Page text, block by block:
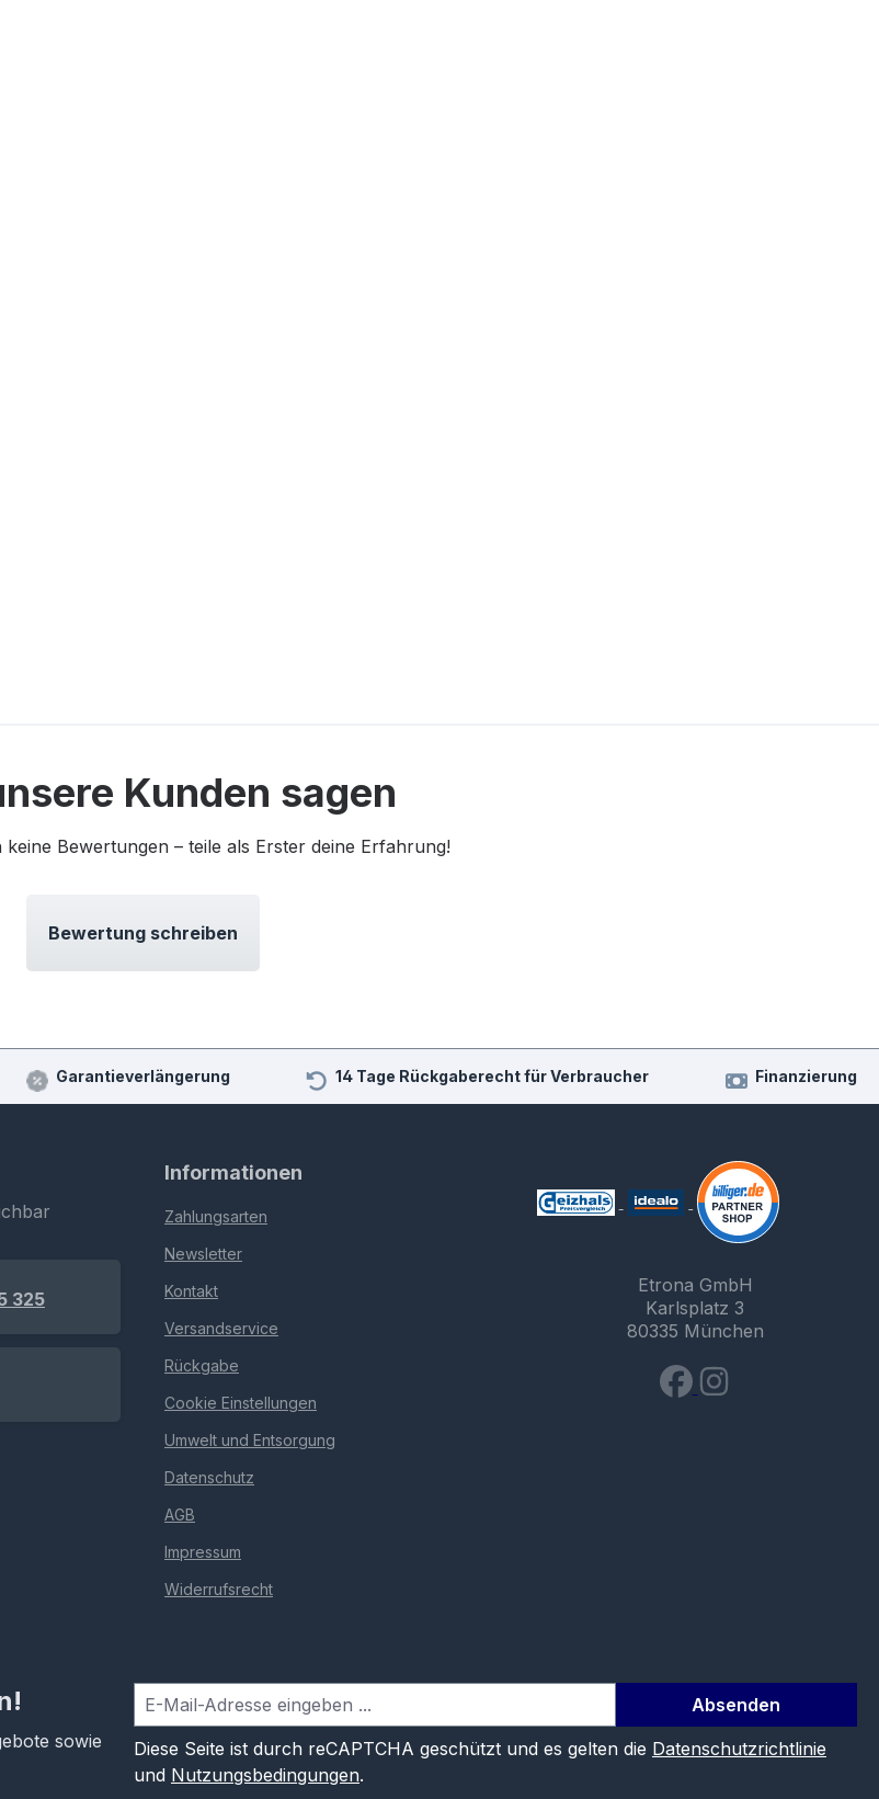
Kunden sagen
Bewertungen – teile als Erster deine Erfahrung!
Bewertung schreiben
Garantieverlängerung 14 Tage Rückgaberecht für Verbraucher Finanzierung
325
Informationen
Zahlungsarten
Newsletter
Kontakt
Versandservice
Rückgabe
Cookie Einstellungen
Umwelt und Entsorgung
Datenschutz
AGB
Impressum
Widerrufsrecht
Etrona GmbH
Karlsplatz 3
80335 München
sowie
Absenden
Diese Seite ist durch reCAPTCHA geschützt und es gelten die Datenschutzrichtlinie
und Nutzungsbedingungen.